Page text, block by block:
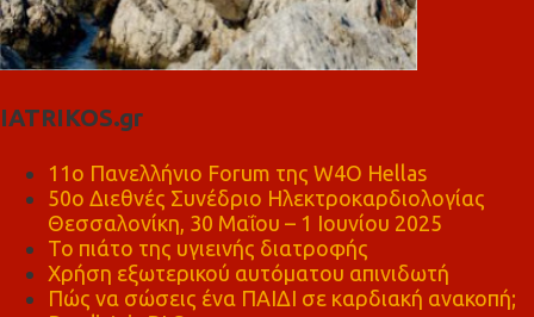
IATRIKOS.gr
11ο Πανελλήνιο Forum της W4O Hellas
50ο Διεθνές Συνέδριο Ηλεκτροκαρδιολογίας
Θεσσαλονίκη, 30 Μαΐου – 1 Ιουνίου 2025
Το πιάτο της υγιεινής διατροφής
Χρήση εξωτερικού αυτόματου απινιδωτή
Πώς να σώσεις ένα ΠΑΙΔΙ σε καρδιακή ανακοπή;